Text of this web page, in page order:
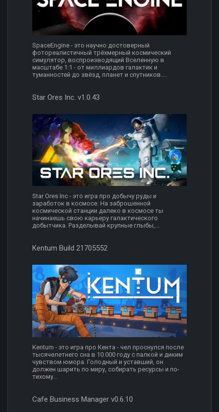
SpaceEngine - это научно достоверный
фотореалистичный трёхмерный космический
симулятор, воспроизводящий Вселенную в
масштабе 1:1 - от миллиардов галактик и
туманностей до звёзд, планет и спутников....
Star Ores Inc. v1.0.43
Star Ores Inc - это игра про добычу руды и
заработок в космосе. На заброшенной
космической станции далеко в космосе ты
начинаешь свою карьеру галактического
добытчика. Разделывай крупные глыбы,...
Kentum Build 21705552
Kentum - это игра про Кента - чел проснулся после
тысячелетнего сна в 10 000 году с палкой и диким
чувством юмора. Голодный и уставший, он
должен шарить по миру, собирать ресурсы и по-
тихому...
Cafe Business Manager v0.6.10